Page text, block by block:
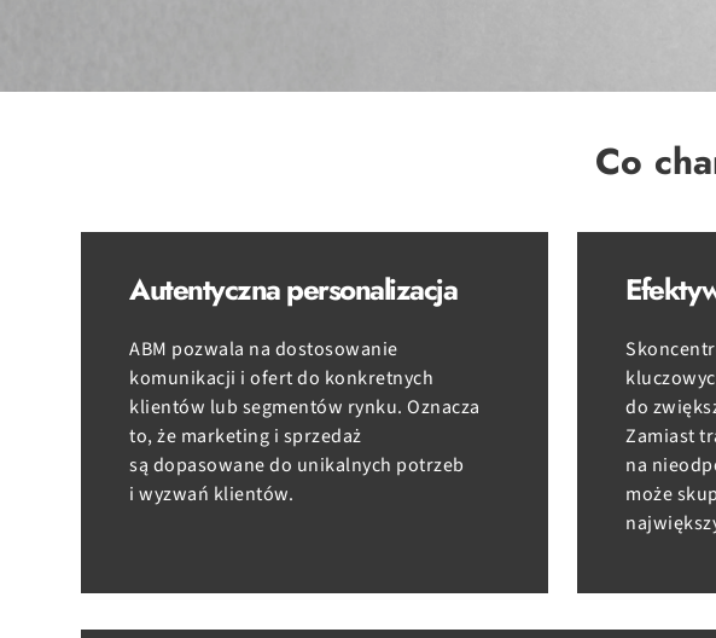
Co
Autentyczna personalizacja
ABM pozwala na dostosowanie
komunikacji i ofert do konkretnych
klientów lub segmentów rynku. Oznacza
to, że marketing i sprzedaż
są dopasowane do unikalnych potrzeb
i wyzwań klientów.
do
Zamiast
na
może